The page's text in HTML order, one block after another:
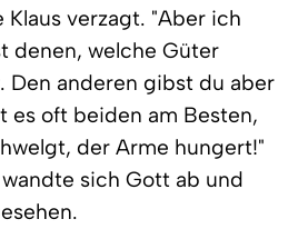
verzagt. "Aber ich
denen, welche Güter
Den anderen gibst du aber
es oft beiden am Besten,
der Arme hungert!"
sich Gott ab und